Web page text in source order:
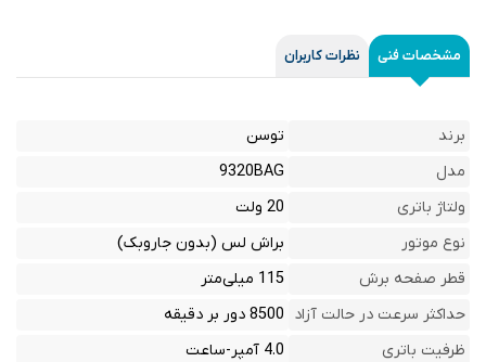
مشخصات فنی نظرات کاربران
برند
توسن
مدل
9320BAG
ولتاژ باتری
20 ولت
نوع موتور
براش لس (بدون جاروبک)
قطر صفحه برش
115 میلی‌متر
حداکثر سرعت در حالت آزاد 8500 دور بر دقیقه
ظرفیت باتری
4.0 آمپر-ساعت